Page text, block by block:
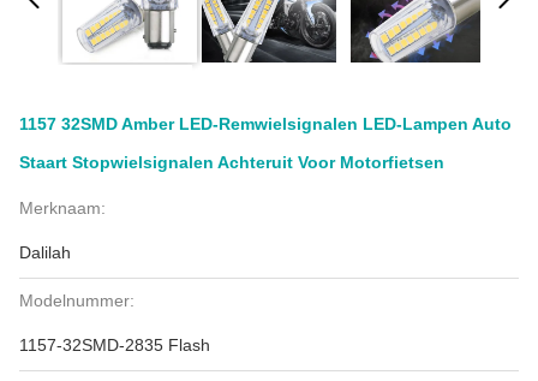
1157 32SMD Amber LED-Remwielsignalen LED-Lampen Auto
Staart Stopwielsignalen Achteruit Voor Motorfietsen
Merknaam:
Dalilah
Modelnummer:
1157-32SMD-2835 Flash